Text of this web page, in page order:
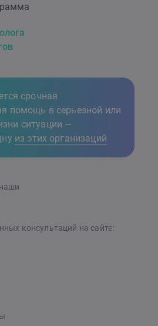
срочная
помощь в серьезной или
ситуации —
из этих организаций
консультаций на сайте: